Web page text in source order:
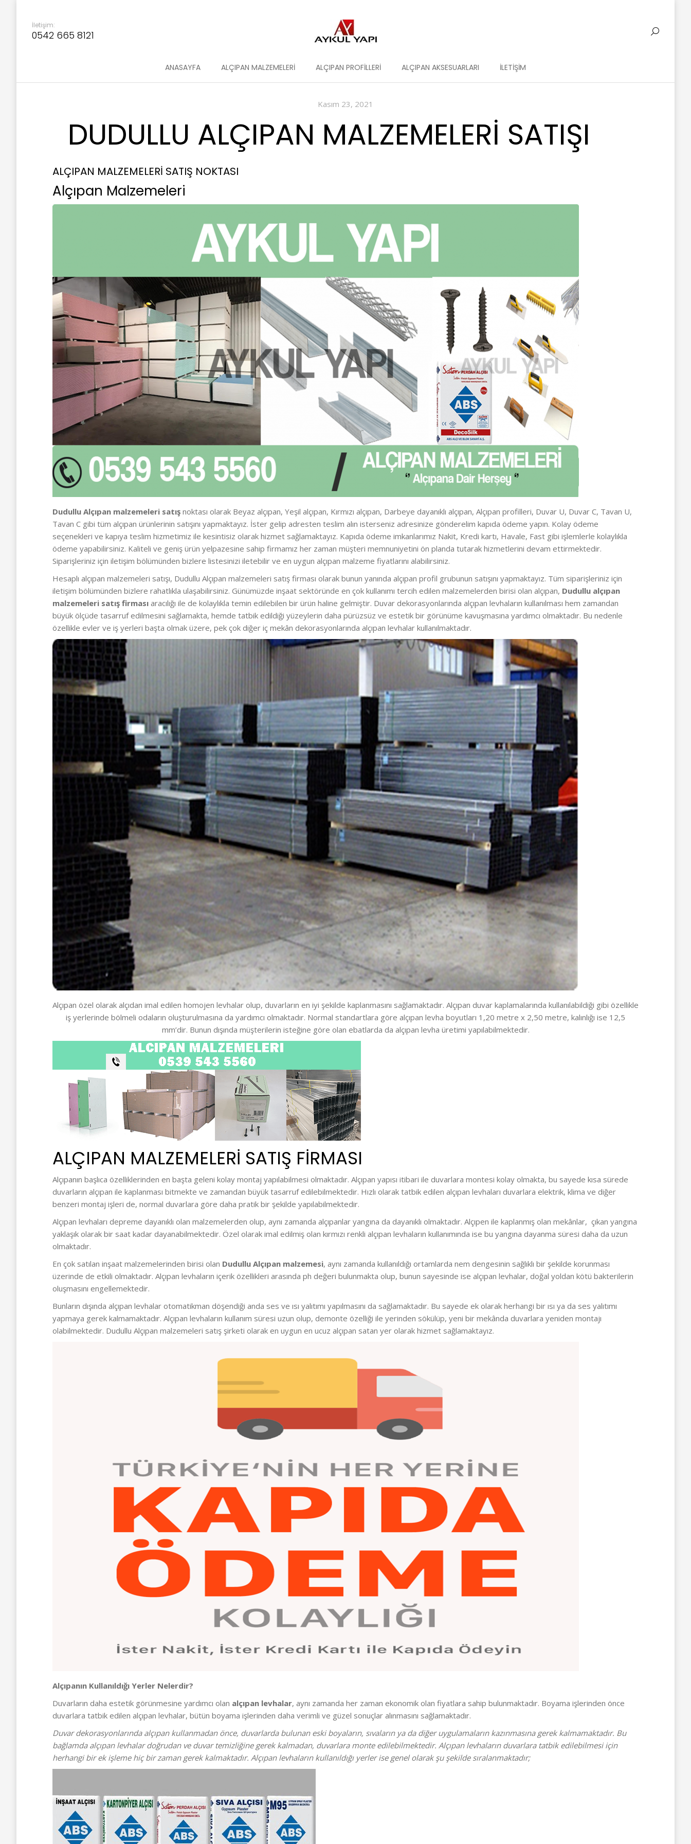
İletişim:
0542 665 8121
ANASAYFA ALÇIPAN MALZEMELERI ALÇIPAN PROFILLERI ALÇIPAN AKSESUARLARI İLETIŞIM
Kasım 23, 2021
DUDULLU ALÇIPAN MALZEMELERI SATIŞI
ALÇIPAN MALZEMELERİ SATIŞ NOKTASI
Alçıpan Malzemeleri
Dudullu Alçıpan malzemeleri satış noktası olarak Beyaz alçıpan, Yeşil alçıpan, Kırmızı alçıpan, Darbeye dayanıklı alçıpan, Alçıpan profilleri, Duvar U, Duvar C, Tavan U,
Tavan C gibi tüm alçıpan ürünlerinin satışını yapmaktayız. İster gelip adresten teslim alın isterseniz adresinize gönderelim kapıda ödeme yapın. Kolay ödeme
seçenekleri ve kapıya teslim hizmetimiz ile kesintisiz olarak hizmet sağlamaktayız. Kapıda ödeme imkanlarımız Nakit, Kredi kartı, Havale, Fast gibi işlemlerle kolaylıkla
ödeme yapabilirsiniz. Kaliteli ve geniş ürün yelpazesine sahip firmamız her zaman müşteri memnuniyetini ön planda tutarak hizmetlerini devam ettirmektedir.
Siparişleriniz için iletişim bölümünden bizlere listesinizi iletebilir ve en uygun alçıpan malzeme fiyatlarını alabilirsiniz.
Hesaplı alçıpan malzemeleri satışı, Dudullu Alçıpan malzemeleri satış firması olarak bunun yanında alçıpan profil grubunun satışını yapmaktayız. Tüm siparişleriniz için
iletişim bölümünden bizlere rahatlıkla ulaşabilirsiniz. Günümüzde inşaat sektöründe en çok kullanımı tercih edilen malzemelerden birisi olan alçıpan, Dudullu alçıpan
malzemeleri satış firması aracılığı ile de kolaylıkla temin edilebilen bir ürün haline gelmiştir. Duvar dekorasyonlarında alçıpan levhaların kullanılması hem zamandan
büyük ölçüde tasarruf edilmesini sağlamakta, hemde tatbik edildiği yüzeylerin daha pürüzsüz ve estetik bir görünüme kavuşmasına yardımcı olmaktadır. Bu nedenle
özellikle evler ve iş yerleri başta olmak üzere, pek çok diğer iç mekân dekorasyonlarında alçıpan levhalar kullanılmaktadır.
Alçıpan özel olarak alçıdan imal edilen homojen levhalar olup, duvarların en iyi şekilde kaplanmasını sağlamaktadır. Alçıpan duvar kaplamalarında kullanılabildiği gibi özellikle
iş yerlerinde bölmeli odaların oluşturulmasına da yardımcı olmaktadır. Normal standartlara göre alçıpan levha boyutları 1,20 metre x 2,50 metre, kalınlığı ise 12,5
mm’dir. Bunun dışında müşterilerin isteğine göre olan ebatlarda da alçıpan levha üretimi yapılabilmektedir.
ALÇIPAN MALZEMELERI SATIŞ FİRMASI
Alçıpanın başlıca özelliklerinden en başta geleni kolay montaj yapılabilmesi olmaktadır. Alçıpan yapısı itibari ile duvarlara montesi kolay olmakta, bu sayede kısa sürede
duvarların alçıpan ile kaplanması bitmekte ve zamandan büyük tasarruf edilebilmektedir. Hızlı olarak tatbik edilen alçıpan levhaları duvarlara elektrik, klima ve diğer
benzeri montaj işleri de, normal duvarlara göre daha pratik bir şekilde yapılabilmektedir.
Alçıpan levhaları depreme dayanıklı olan malzemelerden olup, aynı zamanda alçıpanlar yangına da dayanıklı olmaktadır. Alçıpen ile kaplanmış olan mekânlar, çıkan yangına
yaklaşık olarak bir saat kadar dayanabilmektedir. Özel olarak imal edilmiş olan kırmızı renkli alçıpan levhaların kullanımında ise bu yangına dayanma süresi daha da uzun
olmaktadır.
En çok satılan inşaat malzemelerinden birisi olan Dudullu Alçıpan malzemesi, aynı zamanda kullanıldığı ortamlarda nem dengesinin sağlıklı bir şekilde korunması
üzerinde de etkili olmaktadır. Alçıpan levhaların içerik özellikleri arasında ph değeri bulunmakta olup, bunun sayesinde ise alçıpan levhalar, doğal yoldan kötü bakterilerin
oluşmasını engellemektedir.
Bunların dışında alçıpan levhalar otomatikman döşendiği anda ses ve ısı yalıtımı yapılmasını da sağlamaktadır. Bu sayede ek olarak herhangi bir ısı ya da ses yalıtımı
yapmaya gerek kalmamaktadır. Alçıpan levhaların kullanım süresi uzun olup, demonte özelliği ile yerinden sökülüp, yeni bir mekânda duvarlara yeniden montajı
olabilmektedir. Dudullu Alçıpan malzemeleri satış şirketi olarak en uygun en ucuz alçıpan satan yer olarak hizmet sağlamaktayız.
Alçıpanın Kullanıldığı Yerler Nelerdir?
Duvarların daha estetik görünmesine yardımcı olan alçıpan levhalar, aynı zamanda her zaman ekonomik olan fiyatlara sahip bulunmaktadır. Boyama işlerinden önce
duvarlara tatbik edilen alçıpan levhalar, bütün boyama işlerinden daha verimli ve güzel sonuçlar alınmasını sağlamaktadır.
Duvar dekorasyonlarında alçıpan kullanmadan önce, duvarlarda bulunan eski boyaların, sıvaların ya da diğer uygulamaların kazınmasına gerek kalmamaktadır. Bu
bağlamda alçıpan levhalar doğrudan ve duvar temizliğine gerek kalmadan, duvarlara monte edilebilmektedir. Alçıpan levhaların duvarlara tatbik edilebilmesi için
herhangi bir ek işleme hiç bir zaman gerek kalmaktadır. Alçıpan levhaların kullanıldığı yerler ise genel olarak şu şekilde sıralanmaktadır;